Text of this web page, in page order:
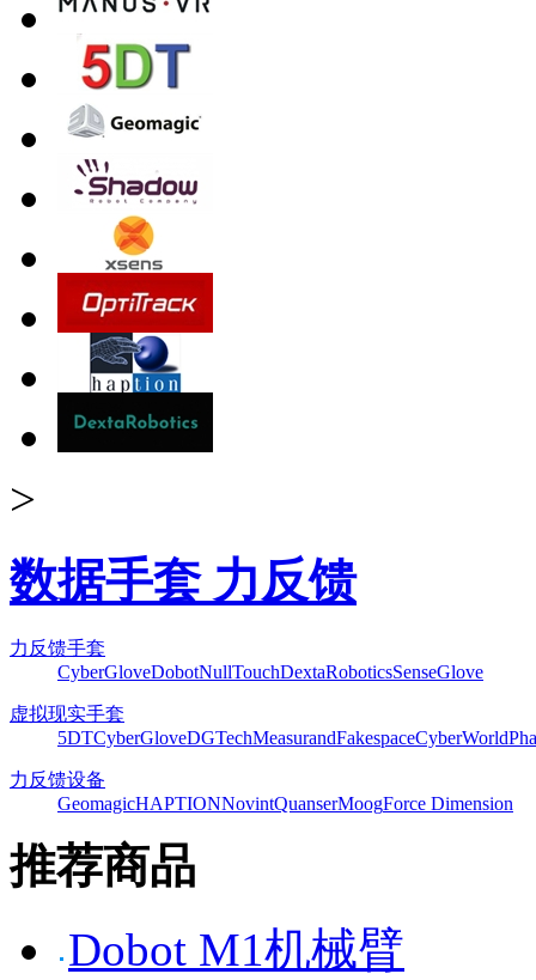
>
数据手套 力反馈
力反馈手套
CyberGloveDobotNullTouchDextaRoboticsSenseGlove
虚拟现实手套
5DTCyberGloveDGTechMeasurandFakespaceCyberWorld
力反馈设备
GeomagicHAPTIONNovintQuanserMoogForce Dimension
推荐商品
Dobot M1机械臂